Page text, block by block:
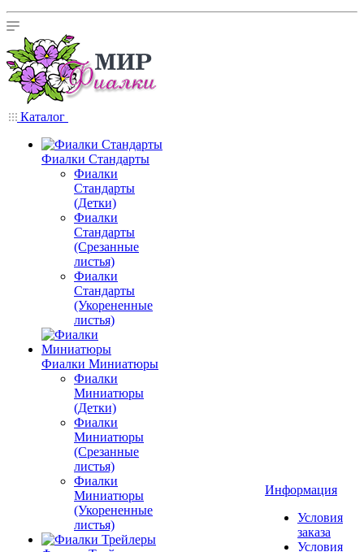
Каталог
Фиалки Стандарты
Фиалки
Стандарты
(Детки)
Фиалки
Стандарты
(Срезанные
листья)
Фиалки
Стандарты
(Укорененные
листья)
Фиалки Миниатюры
Фиалки
Миниатюры
(Детки)
Фиалки
Миниатюры
(Срезанные
листья)
Фиалки
Миниатюры
(Укорененные
листья)
Информация
Условия
заказа
Условия